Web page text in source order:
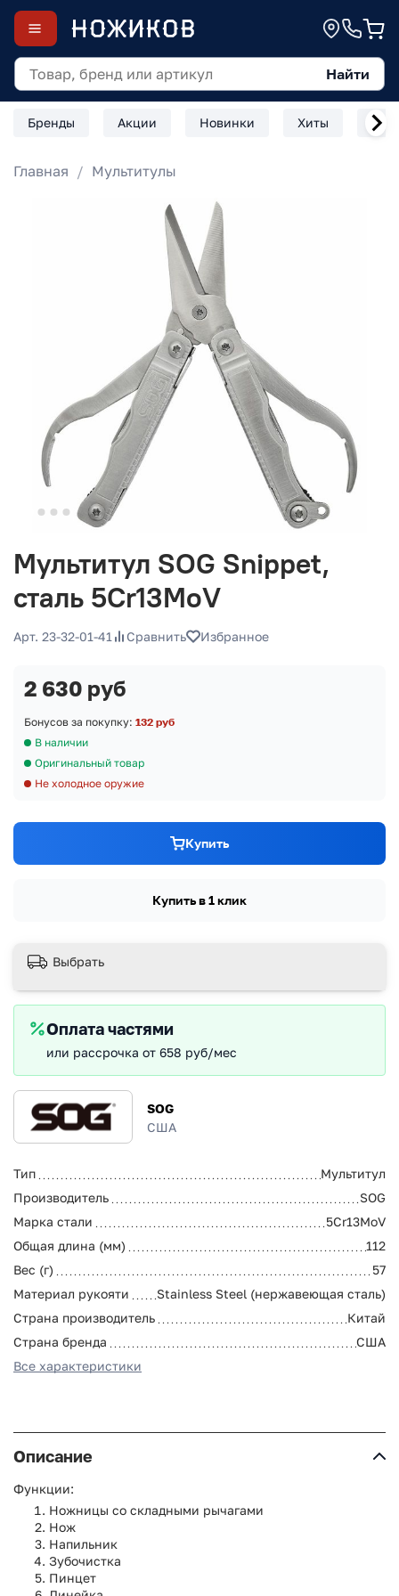
Найти
Бренды Акции Новинки Хиты
Главная Мультитулы
Мультитул SOG Snippet,
сталь 5Cr13MoV
Арт. 23-32-01-41 Сравнить Избранное
SOG
США
Тип
Мультитул
Производитель
SOG
Марка стали
5Cr13MoV
Общая длина (мм)
112
Вес (г)
57
Материал рукояти
Stainless Steel (нержавеющая сталь)
Страна производитель
Китай
Страна бренда
США
Все характеристики
2 630 руб
Бонусов за покупку: 132 руб
В наличии
Оригинальный товар
Не холодное оружие
Купить
Купить в 1 клик
Выбрать
Оплата частями
или рассрочка от 658 руб/мес
Описание
Функции:
Ножницы со складными рычагами
Нож
Напильник
Зубочистка
Пинцет